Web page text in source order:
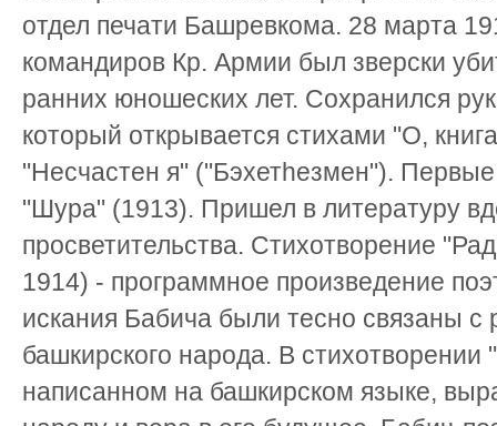
отдел печати Башревкома. 28 марта
командиров Кр. Армии был зверски
ранних юношеских лет. Сохранился
который открывается стихами "О,
"Несчастен я" ("Бэхетhезмен").
"Шура" (1913). Пришел в литературу
просветительства. Стихотворение
1914) - программное произведение
искания Бабича были тесно связаны с
башкирского народа. В
написанном на башкирском языке,